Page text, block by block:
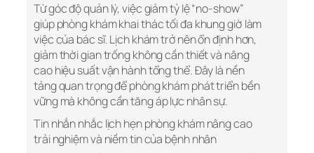
Từ góc độ quản lý, việc giảm tỷ lệ “no-show”
giúp phòng khám khai thác tối đa khung giờ làm
việc của bác sĩ. Lịch khám trở nên ổn định hơn,
giảm thời gian trống không cần thiết và nâng
cao hiệu suất vận hành tổng thể. Đây là nền
tảng quan trọng để phòng khám phát triển bền
vững mà không cần tăng áp lực nhân sự.
Tin nhắn nhắc lịch hẹn phòng khám nâng cao
trải nghiệm và niềm tin của bệnh nhân